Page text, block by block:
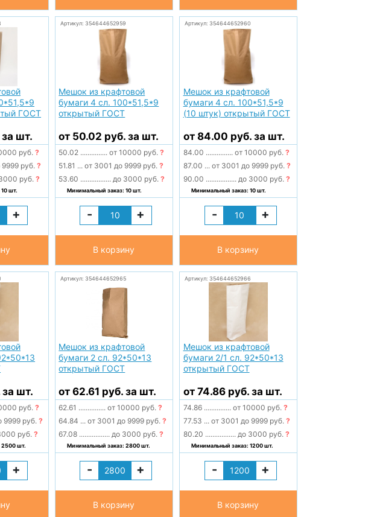
ГОСТ
шт.
руб.?
9999 руб.?
руб.?
шт.
+
Артикул: 354644652959
Мешок из крафтовой
бумаги 4 сл. 100*51,5*9
открытый ГОСТ
от 50.02 руб. за шт.
50.02 ............... от 10000 руб.?
51.81 ... от 3001 до 9999 руб.?
53.60 ................. до 3000 руб.?
Минимальный заказ: 10 шт.
- +
В корзину
Артикул: 354644652960
Мешок из крафтовой
бумаги 4 сл. 100*51,5*9
(10 штук) открытый ГОСТ
от 84.00 руб. за шт.
84.00 ............... от 10000 руб. ?
87.00 ... от 3001 до 9999 руб. ?
90.00 ................. до 3000 руб. ?
Минимальный заказ: 10 шт.
- +
В корзину
за шт.
руб.?
9999 руб.?
руб.?
2500 шт.
+
Артикул: 354644652965
Мешок из крафтовой
бумаги 2 сл. 92*50*13
открытый ГОСТ
от 62.61 руб. за шт.
62.61 ............... от 10000 руб.?
64.84 ... от 3001 до 9999 руб.?
67.08 ................. до 3000 руб.?
Минимальный заказ: 2800 шт.
- +
В корзину
Артикул: 354644652966
Мешок из крафтовой
бумаги 2/1 сл. 92*50*13
открытый ГОСТ
от 74.86 руб. за шт.
74.86 ............... от 10000 руб. ?
77.53 ... от 3001 до 9999 руб. ?
80.20 ................. до 3000 руб. ?
Минимальный заказ: 1200 шт.
- +
В корзину